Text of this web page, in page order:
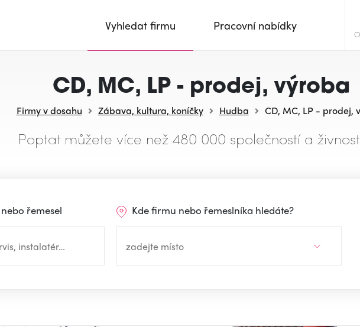
Vyhledat firmu Pracovní nabídky
CD, MC, LP - prodej, výroba
Firmy v dosahu Zábava, kultura, koníčky Hudba CD, MC, LP - prodej,
Poptat můžete více než 480 000 společností a
řemesel Kde firmu nebo řemeslníka hledáte?